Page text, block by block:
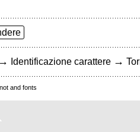
→ Identificazione carattere →
and fonts